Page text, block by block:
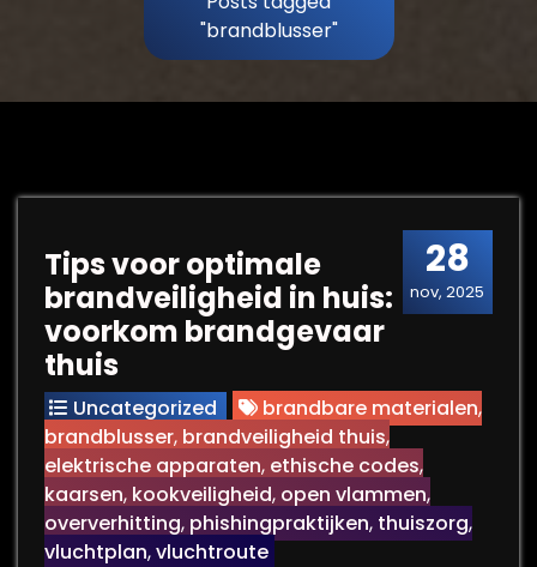
"brandblusser"
28
nov, 2025
Tips voor optimale
brandveiligheid in huis:
voorkom brandgevaar
thuis
Uncategorized brandbare materialen,
brandblusser, brandveiligheid thuis,
elektrische apparaten, ethische codes,
kaarsen, kookveiligheid, open vlammen,
oververhitting, phishingpraktijken, thuiszorg,
vluchtplan,vluchtroute